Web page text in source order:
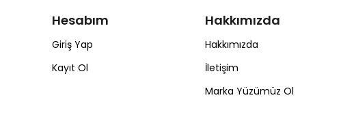
Hesabım
Giriş Yap
Kayıt Ol
Hakkımızda
Hakkımızda
İletişim
Marka Yüzümüz Ol